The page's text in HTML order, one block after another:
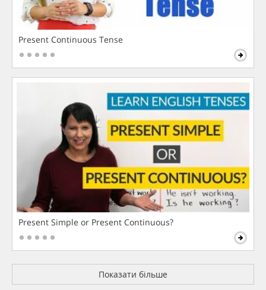
Present Continuous Tense
Present Simple or Present Continuous?
Показати більше